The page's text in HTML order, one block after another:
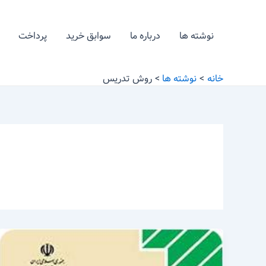
نوشته ها درباره ما سوابق خرید پرداخت
خانه نوشته ها روش تدریس